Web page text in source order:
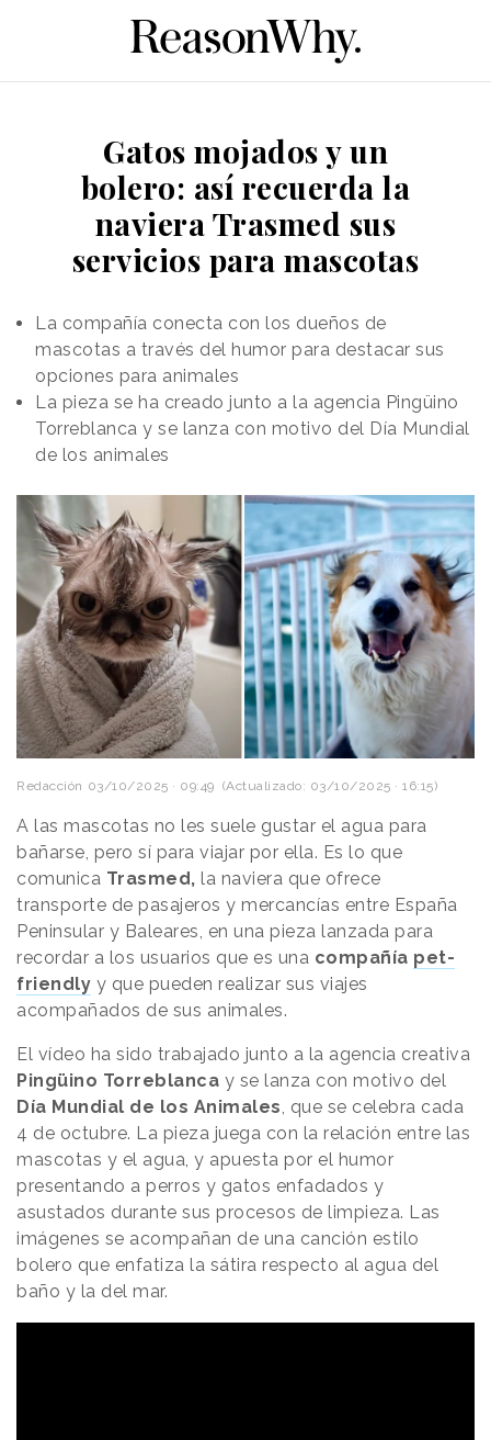
Gatos mojados y un
bolero: así recuerda la
naviera Trasmed sus
servicios para mascotas
La compañía conecta con los dueños de
mascotas a través del humor para destacar sus
opciones para animales
La pieza se ha creado junto a la agencia Pingüino
Torreblanca y se lanza con motivo del Día Mundial
de los animales
Redacción 03/10/2025 · 09:49 (Actualizado: 03/10/2025 · 16:15)
A las mascotas no les suele gustar el agua para
bañarse, pero sí para viajar por ella. Es lo que
comunica Trasmed, la naviera que ofrece
transporte de pasajeros y mercancías entre España
Peninsular y Baleares, en una pieza lanzada para
recordar a los usuarios que es una compañía pet-
friendly y que pueden realizar sus viajes
acompañados de sus animales.
El vídeo ha sido trabajado junto a la agencia creativa
Pingüino Torreblanca y se lanza con motivo del
Día Mundial de los Animales, que se celebra cada
4 de octubre. La pieza juega con la relación entre las
mascotas y el agua, y apuesta por el humor
presentando a perros y gatos enfadados y
asustados durante sus procesos de limpieza. Las
imágenes se acompañan de una canción estilo
bolero que enfatiza la sátira respecto al agua del
baño y la del mar.